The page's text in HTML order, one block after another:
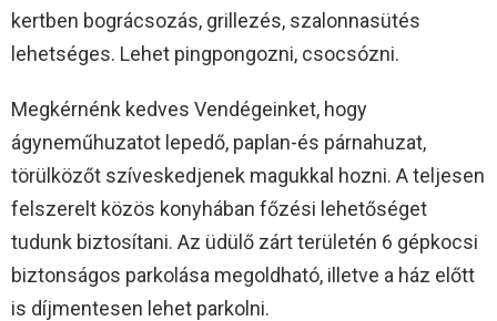
kertben bográcsozás, grillezés, szalonnasütés
lehetséges. Lehet pingpongozni, csocsózni.
Megkérnénk kedves Vendégeinket, hogy
ágyneműhuzatot lepedő, paplan-és párnahuzat,
törülközőt szíveskedjenek magukkal hozni. A teljesen
felszerelt közös konyhában főzési lehetőséget
tudunk biztosítani. Az üdülő zárt területén 6 gépkocsi
biztonságos parkolása megoldható, illetve a ház előtt
is díjmentesen lehet parkolni.